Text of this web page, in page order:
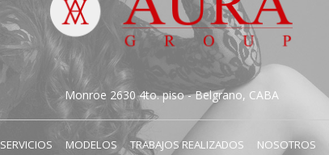
Monroe 2630 4to. piso - Belgrano, CABA
SERVICIOS MODELOS TRABAJOS REALIZADOS NOSOTROS